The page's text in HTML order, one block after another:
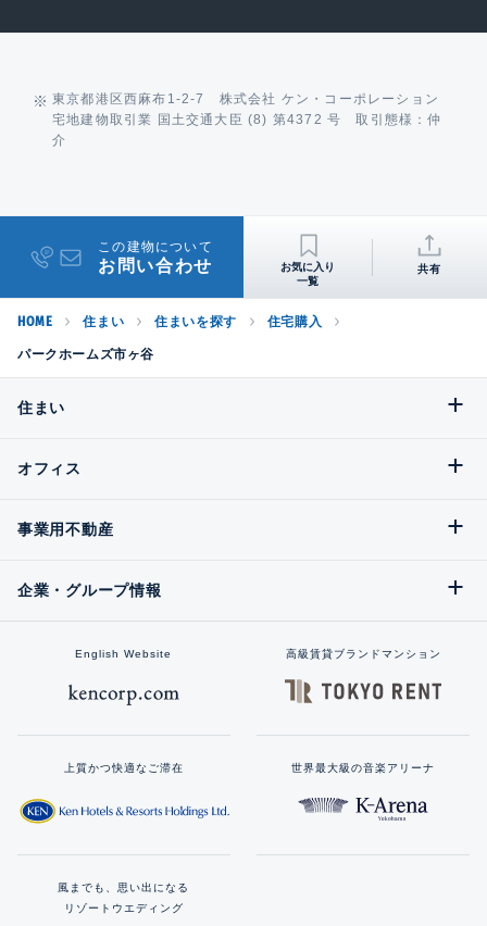
東京都港区西麻布1-2-7 株式会社 ケン・コーポレーション
宅地建物取引業 国土交通大臣 (8) 第4372 号 取引態様：仲
介
この建物について
お問い合わせ 共有
HOME 住まい 住まいを探す 住宅購入
パークホームズ市ヶ谷
住まい
オフィス
事業用不動産
企業・グループ情報
English Website 高級賃貸ブランドマンション
上質かつ快適なご滞在 世界最大級の音楽アリーナ
風までも、思い出になる
リゾートウエディング